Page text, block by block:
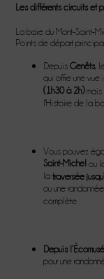
Les différents circuits et
La baie du Mont-Saint-
Points de départ
DepuisGenêts ,
qui offre une
(1h30 à 2h)mais
l'Histoire de la
Vous pouvez
Saint-Michel ou
latraversée
ou une
complète.
Depuis
pour une